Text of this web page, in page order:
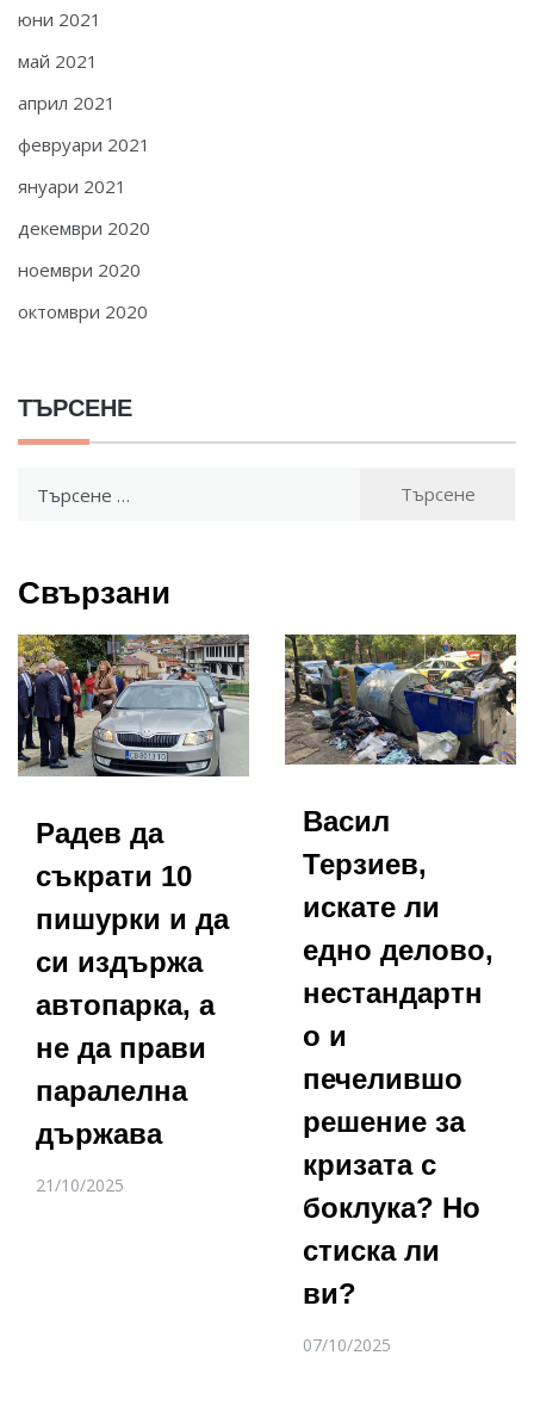
юни 2021
май 2021
април 2021
февруари 2021
януари 2021
декември 2020
ноември 2020
октомври 2020
ТЪРСЕНЕ
Свързани
Радев да
съкрати 10
пишурки и да
си издържа
автопарка, а
не да прави
паралелна
държава
21/10/2025
Васил
Терзиев,
искате ли
едно делово,
нестандартн
о и
печелившо
решение за
кризата с
боклука? Но
стиска ли
ви?
07/10/2025